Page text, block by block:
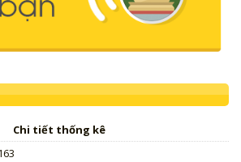
Chi tiết thống kê